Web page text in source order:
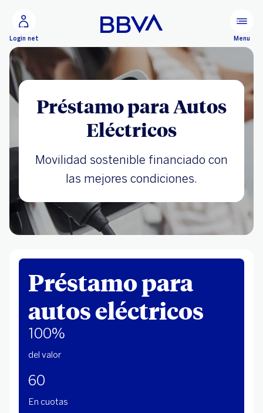
Configurar
Login net Menu
Préstamo para Autos
Eléctricos
Movilidad sostenible financiado con
las mejores condiciones.
Préstamo para
autos eléctricos
100%
del valor
60
En cuotas